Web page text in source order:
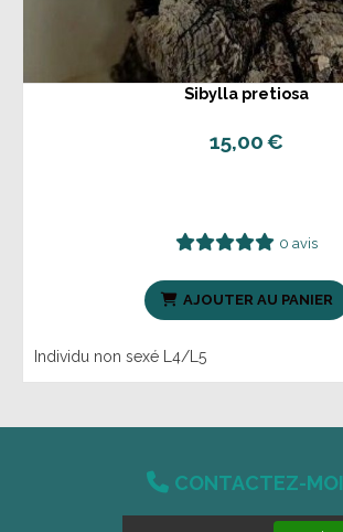
Sibylla pretiosa
0 avis
15,00€
Individu non sexé L4/L5
AJOUTER AU PANIER
 CONTACTEZ-MOI